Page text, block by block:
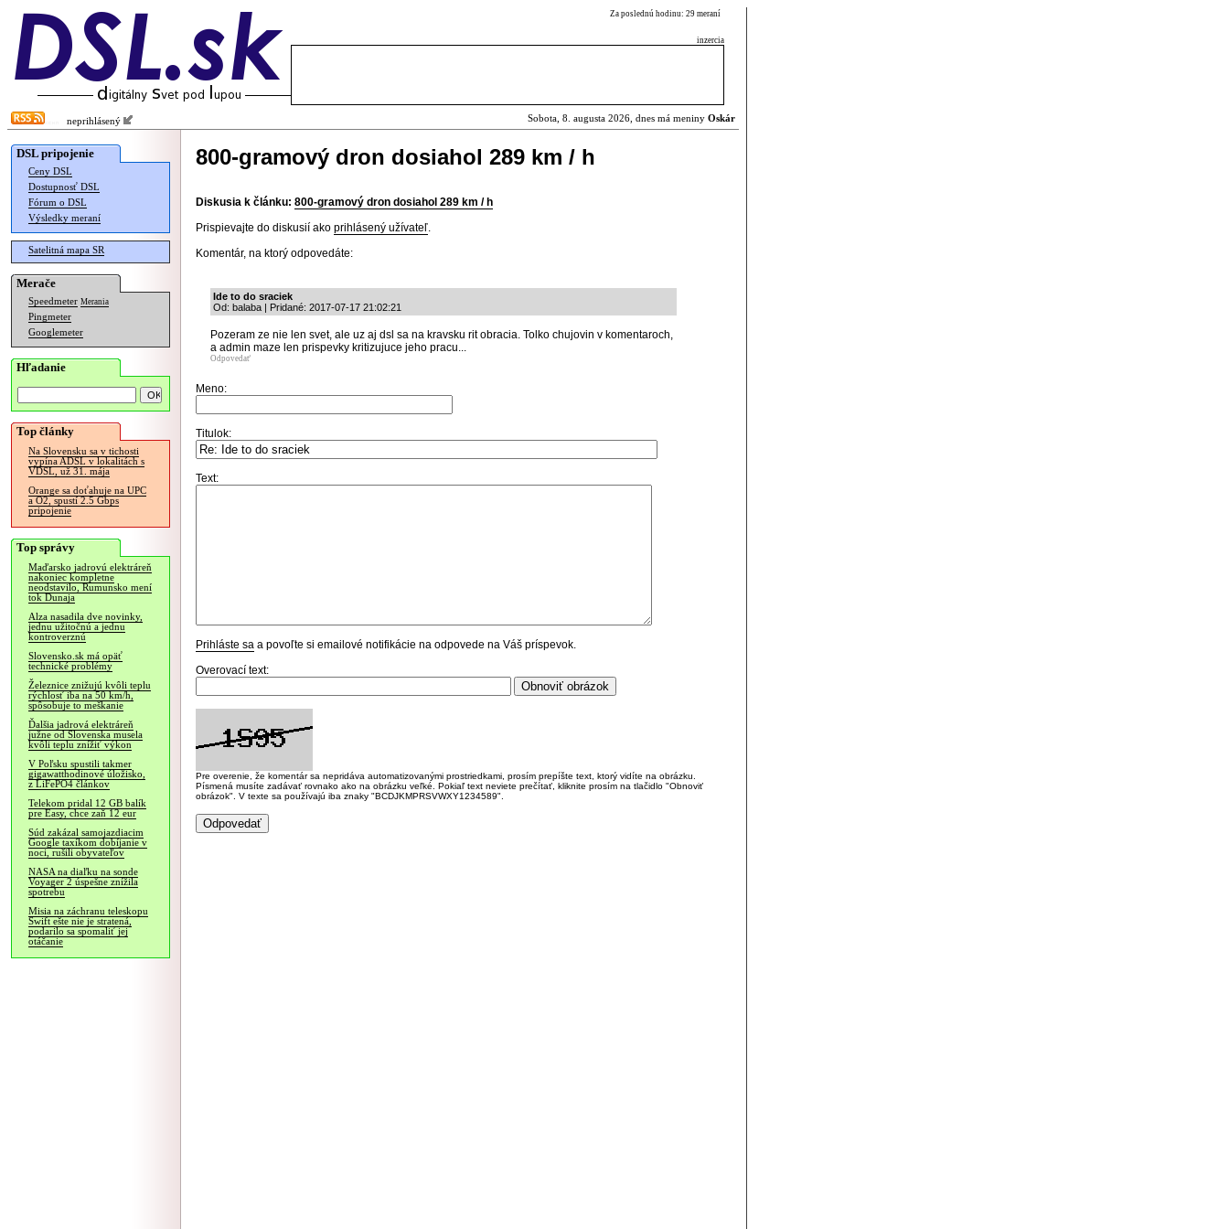
Za poslednú hodinu: 29 meraní
inzercia
neprihlásený Sobota, 8. augusta 2026, dnes má meniny Oskár
DSL pripojenie
Ceny DSL
Dostupnosť DSL
Fórum o DSL
Výsledky meraní
Satelitná mapa SR
Merače
Speedmeter Merania
Pingmeter
Googlemeter
Hľadanie
Top články
Na Slovensku sa v tichosti
vypína ADSL v lokalitách s
VDSL, už 31. mája
Orange sa doťahuje na UPC
a O2, spustí 2.5 Gbps
pripojenie
Top správy
Maďarsko jadrovú elektráreň
nakoniec kompletne
neodstavilo, Rumunsko mení
tok Dunaja
Alza nasadila dve novinky,
jednu užitočnú a jednu
kontroverznú
Slovensko.sk má opäť
technické problémy
Železnice znižujú kvôli teplu
rýchlosť iba na 50 km/h,
spôsobuje to meškanie
Ďalšia jadrová elektráreň
južne od Slovenska musela
kvôli teplu znížiť výkon
V Poľsku spustili takmer
gigawatthodinové úložisko,
z LiFePO4 článkov
Telekom pridal 12 GB balík
pre Easy, chce zaň 12 eur
Súd zakázal samojazdiacim
Google taxíkom dobíjanie v
noci, rušili obyvateľov
NASA na diaľku na sonde
Voyager 2 úspešne znížila
spotrebu
Misia na záchranu teleskopu
Swift ešte nie je stratená,
podarilo sa spomaliť jej
otáčanie
800-gramový dron dosiahol 289 km / h
Diskusia k článku: 800-gramový dron dosiahol 289 km / h
Prispievajte do diskusií ako prihlásený užívateľ.
Komentár, na ktorý odpovedáte:
Ide to do sraciek
Od: balaba | Pridané: 2017-07-17 21:02:21
Pozeram ze nie len svet, ale uz aj dsl sa na kravsku rit obracia. Tolko chujovin v komentaroch,
a admin maze len prispevky kritizujuce jeho pracu...
Odpovedať
Meno:
Titulok:
Text:
Prihláste sa a povoľte si emailové notifikácie na odpovede na Váš príspevok.
Overovací text:
Pre overenie, že komentár sa nepridáva automatizovanými prostriedkami, prosím prepíšte text, ktorý vidíte na obrázku.
Písmená musíte zadávať rovnako ako na obrázku veľké. Pokiaľ text neviete prečítať, kliknite prosím na tlačidlo "Obnoviť
obrázok". V texte sa používajú iba znaky "BCDJKMPRSVWXY1234589".